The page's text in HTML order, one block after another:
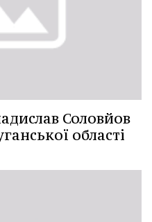
Соловйов
області